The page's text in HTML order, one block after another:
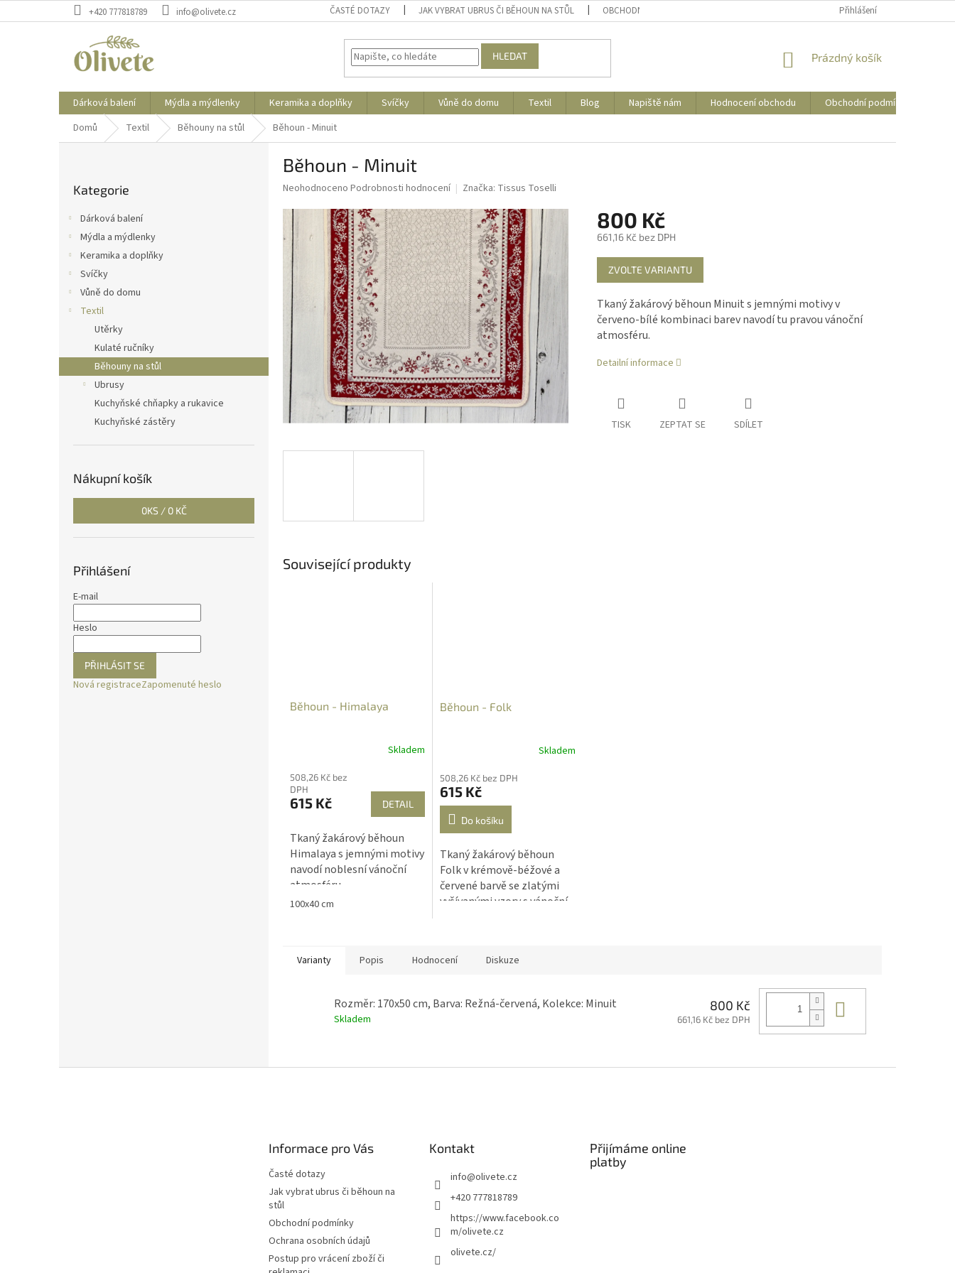
na
+420 777818789 info@olivete.cz ČASTÉ DOTAZY JAK VYBRAT UBRUS ČI BĚHOUN NA STŮL OBCHODNÍ PODMÍNKY POSTUP PRO VRÁCENÍ
Přihlášení
HLEDAT
NÁKUPNÍ
Prázdný košík
Dárková balení Mýdla a mýdlenky Keramika a doplňky Svíčky Vůně do domu Textil Blog Napiště nám Hodnocení obchodu Obchodní podmínky
Domů
Textil Běhouny na stůl Běhoun - Minuit
l
kategorie
Kategorie
Dárková balení
Mýdla a mýdlenky
Keramika a doplňky
Svíčky
Vůně do domu
Textil
Utěrky
Kulaté ručníky
Běhouny na stůl
Ubrusy
Kuchyňské chňapky a rukavice
Kuchyňské zástěry
Nákupní košík
0KS / 0 KČ
Přihlášení
E-mail
Heslo
PŘIHLÁSIT SE
Nová registraceZapomenuté heslo
Běhoun - Minuit
Průměrné
produktu
0,0
hvězdiček.
Neohodnoceno Podrobnosti hodnocení Značka: Tissus Toselli
800 Kč
661,16 Kč bez DPH
Měrná
cena:
ZVOLTE VARIANTU
Tkaný žakárový běhoun Minuit s jemnými motivy v
červeno-bílé kombinaci barev navodí tu pravou vánoční
atmosféru.
Detailní informace
TISK ZEPTAT SE SDÍLET
Související produkty
Běhoun - Himalaya
Skladem
508,26 Kč bez
DPH
615 Kč DETAIL
Tkaný žakárový běhoun
Himalaya s jemnými motivy
navodí noblesní vánoční
atmosféru.
100x40 cm
Běhoun - Folk
Skladem
508,26 Kč bez DPH
615 Kč
Do košíku
Tkaný žakárový běhoun
Folk v krémově-béžové a
červené barvě se zlatými
vyšívanými vzory s vánoční
Varianty Popis Hodnocení Diskuze
Rozměr: 170x50 cm, Barva: Režná-červená, Kolekce: Minuit
Skladem
800 Kč
661,16 Kč bez DPH
Informace pro Vás
Časté dotazy
Jak vybrat ubrus či běhoun na
stůl
Obchodní podmínky
Ochrana osobních údajů
Postup pro vrácení zboží či
Kontakt
info@olivete.cz
+420 777818789
https://www.facebook.co
m/olivete.cz
olivete.cz/
Přijímáme online
platby